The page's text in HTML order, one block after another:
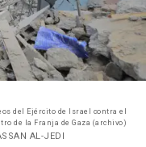
del Ejército de Israel contra el
de la Franja de Gaza (archivo)
AL-JEDI